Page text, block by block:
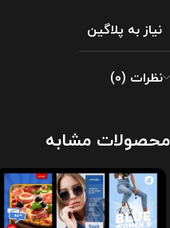
نیاز به پلاگین
نظرات (0)
محصولات مشابه